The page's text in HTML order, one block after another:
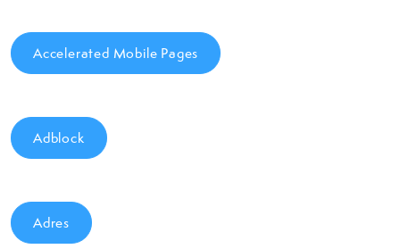
Accelerated Mobile Pages
Adblock
Adres